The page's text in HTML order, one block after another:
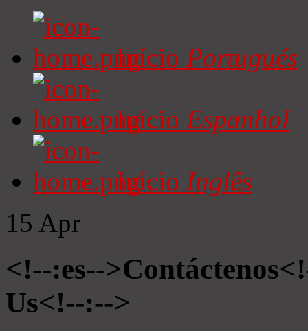
Início Portugués
Início Espanhol
Início Inglês
15 Apr
<!--:es--
Us<!--:-->